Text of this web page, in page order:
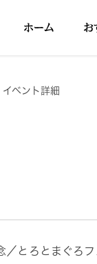
イベント詳細
／とろとまぐろ